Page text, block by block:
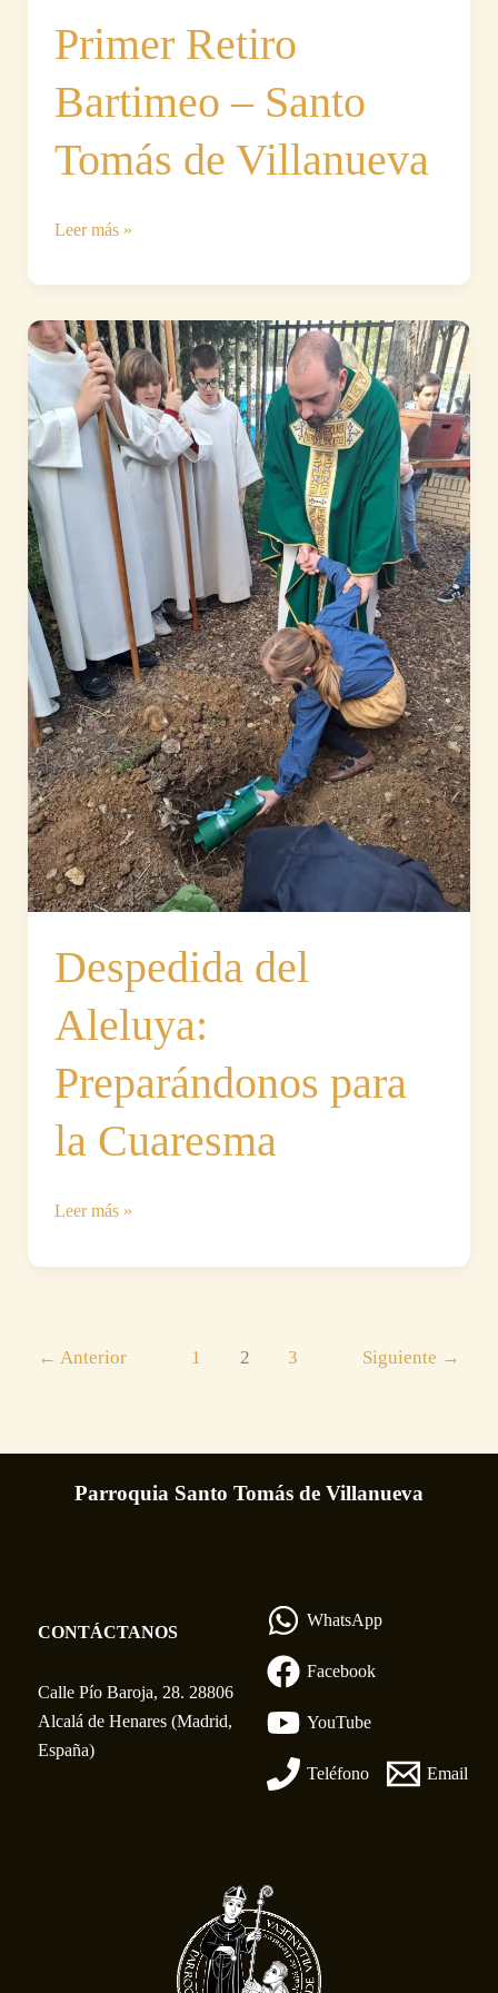
Primer Retiro
Bartimeo – Santo
Tomás de Villanueva
Primer
Bartimeo
Santo
Tomás
de
Villanueva
Leer más »
Despedida del
Aleluya:
Preparándonos para
la Cuaresma
Despedida
Aleluya:
la
Leer más »
← Anterior 1 2 3 Siguiente →
Parroquia Santo Tomás de Villanueva
CONTÁCTANOS
Calle Pío Baroja, 28. 28806
Alcalá de Henares (Madrid,
España)
WhatsApp
Facebook
YouTube
Teléfono Email